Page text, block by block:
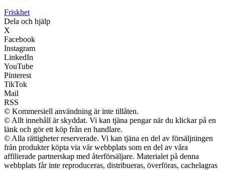
Friskhet
Dela och hjälp
X
Facebook
Instagram
LinkedIn
YouTube
Pinterest
TikTok
Mail
RSS
© Kommersiell användning är inte tillåten.
© Allt innehåll är skyddat. Vi kan tjäna pengar när du klickar på en
länk och gör ett köp från en handlare.
© Alla rättigheter reserverade. Vi kan tjäna en del av försäljningen
från produkter köpta via vår webbplats som en del av våra
affilierade partnerskap med återförsäljare. Materialet på denna
webbplats får inte reproduceras, distribueras, överföras, cachelagras